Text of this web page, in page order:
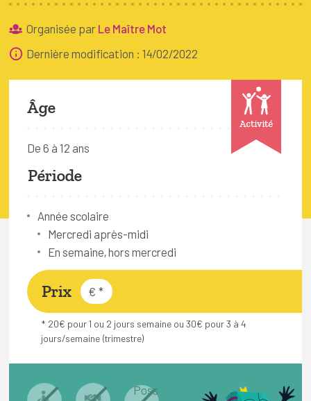
Bruxelles Temps Libre
Organisée par Le Maître Mot
Dernière modification : 14/02/2022
Activité
Âge
De 6 à 12 ans
Période
Année scolaire
Mercredi après-midi
En semaine, hors mercredi
Prix € *
* 20€ pour 1 ou 2 jours semaine ou 30€ pour 3 à 4
jours/semaine (trimestre)